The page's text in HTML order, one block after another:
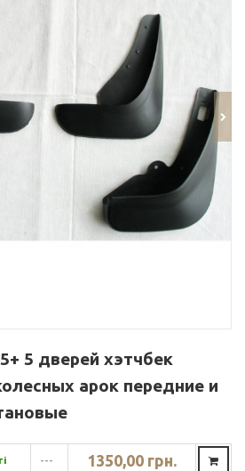
5 дверей хэтчбек
арок передние и
--- 1350,00 грн.